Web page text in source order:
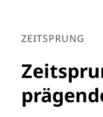
ZEITSPRUNG